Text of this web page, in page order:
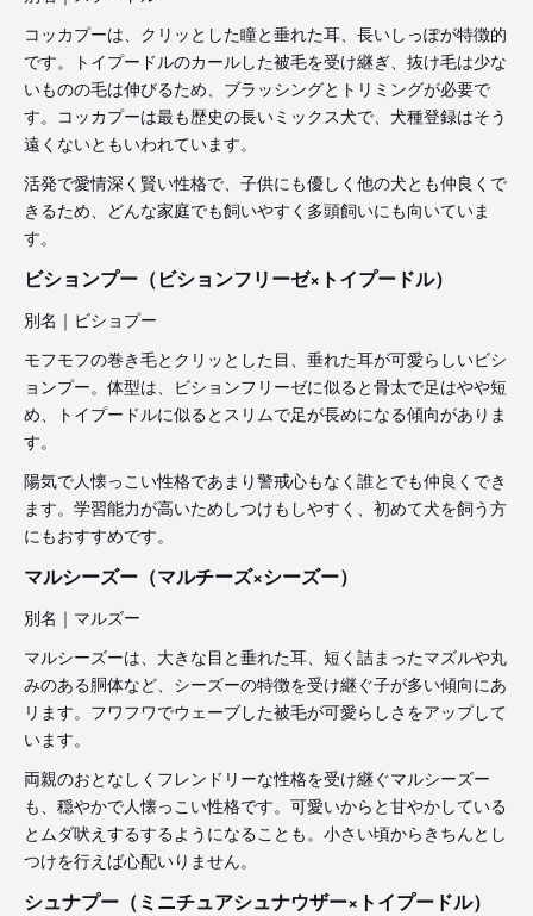
コッカプーは、クリッとした瞳と垂れた耳、長いしっぽが特徴的
です。トイプードルのカールした被毛を受け継ぎ、抜け毛は少な
いものの毛は伸びるため、ブラッシングとトリミングが必要で
す。コッカプーは最も歴史の長いミックス犬で、犬種登録はそう
遠くないともいわれています。
活発で愛情深く賢い性格で、子供にも優しく他の犬とも仲良くで
きるため、どんな家庭でも飼いやすく多頭飼いにも向いていま
す。
ビションプー（ビションフリーゼ×トイプードル）
別名｜ビショプー
モフモフの巻き毛とクリッとした目、垂れた耳が可愛らしいビシ
ョンプー。体型は、ビションフリーゼに似ると骨太で足はやや短
め、トイプードルに似るとスリムで足が長めになる傾向がありま
す。
陽気で人懐っこい性格であまり警戒心もなく誰とでも仲良くでき
ます。学習能力が高いためしつけもしやすく、初めて犬を飼う方
にもおすすめです。
マルシーズー（マルチーズ×シーズー）
別名｜マルズー
マルシーズーは、大きな目と垂れた耳、短く詰まったマズルや丸
みのある胴体など、シーズーの特徴を受け継ぐ子が多い傾向にあ
リます。フワフワでウェーブした被毛が可愛らしさをアップして
います。
両親のおとなしくフレンドリーな性格を受け継ぐマルシーズー
も、穏やかで人懐っこい性格です。可愛いからと甘やかしている
とムダ吠えするするようになることも。小さい頃からきちんとし
つけを行えば心配いりません。
シュナプー（ミニチュアシュナウザー×トイプードル）